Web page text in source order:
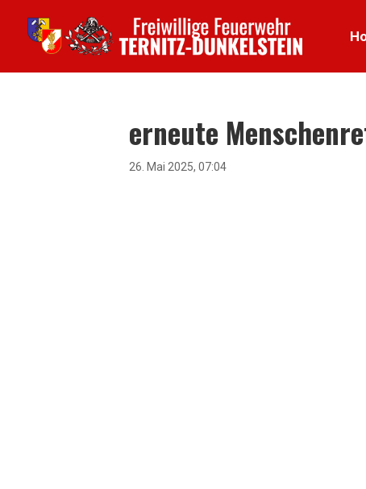
erneute
26. Mai 2025, 07:04